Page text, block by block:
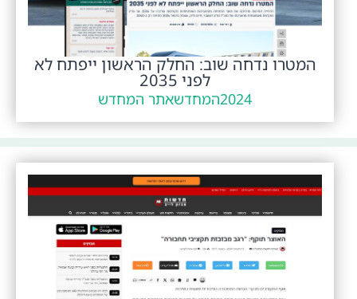
המטרו נדחה שוב: החלק הראשון ייפתח לא
לפני 2035
2024המחדשאתר המחדש